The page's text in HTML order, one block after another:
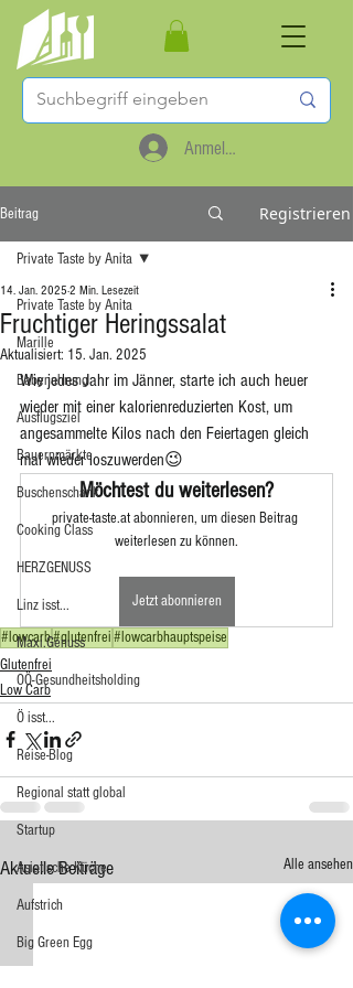
Anmelden
Beitrag Registrieren
Private Taste by Anita
Marille
Babynahrung
Ausflugsziel
Bauernmärkte
Buschenschank
Cooking Class
HERZGENUSS
Linz isst...
Maxi.Genuss
OÖ-Gesundheitsholding
Ö isst...
Reise-Blog
Regional statt global
Startup
Asiatische Küche
Aufstrich
Big Green Egg
Private Taste by Anita
Fruchtiger Heringssalat
14. Jan. 2025 2 Min. Lesezeit
Aktualisiert: 15. Jan. 2025
Wie jedes Jahr im Jänner, starte ich auch heuer
wieder mit einer kalorienreduzierten Kost, um
angesammelte Kilos nach den Feiertagen gleich
mal wieder loszuwerden😉
Möchtest du weiterlesen?
private-taste.at abonnieren, um diesen Beitrag
weiterlesen zu können.
Jetzt abonnieren
#lowcarb#glutenfrei#lowcarbhauptspeise
Glutenfrei
Low Carb
Aktuelle Beiträge Alle ansehen